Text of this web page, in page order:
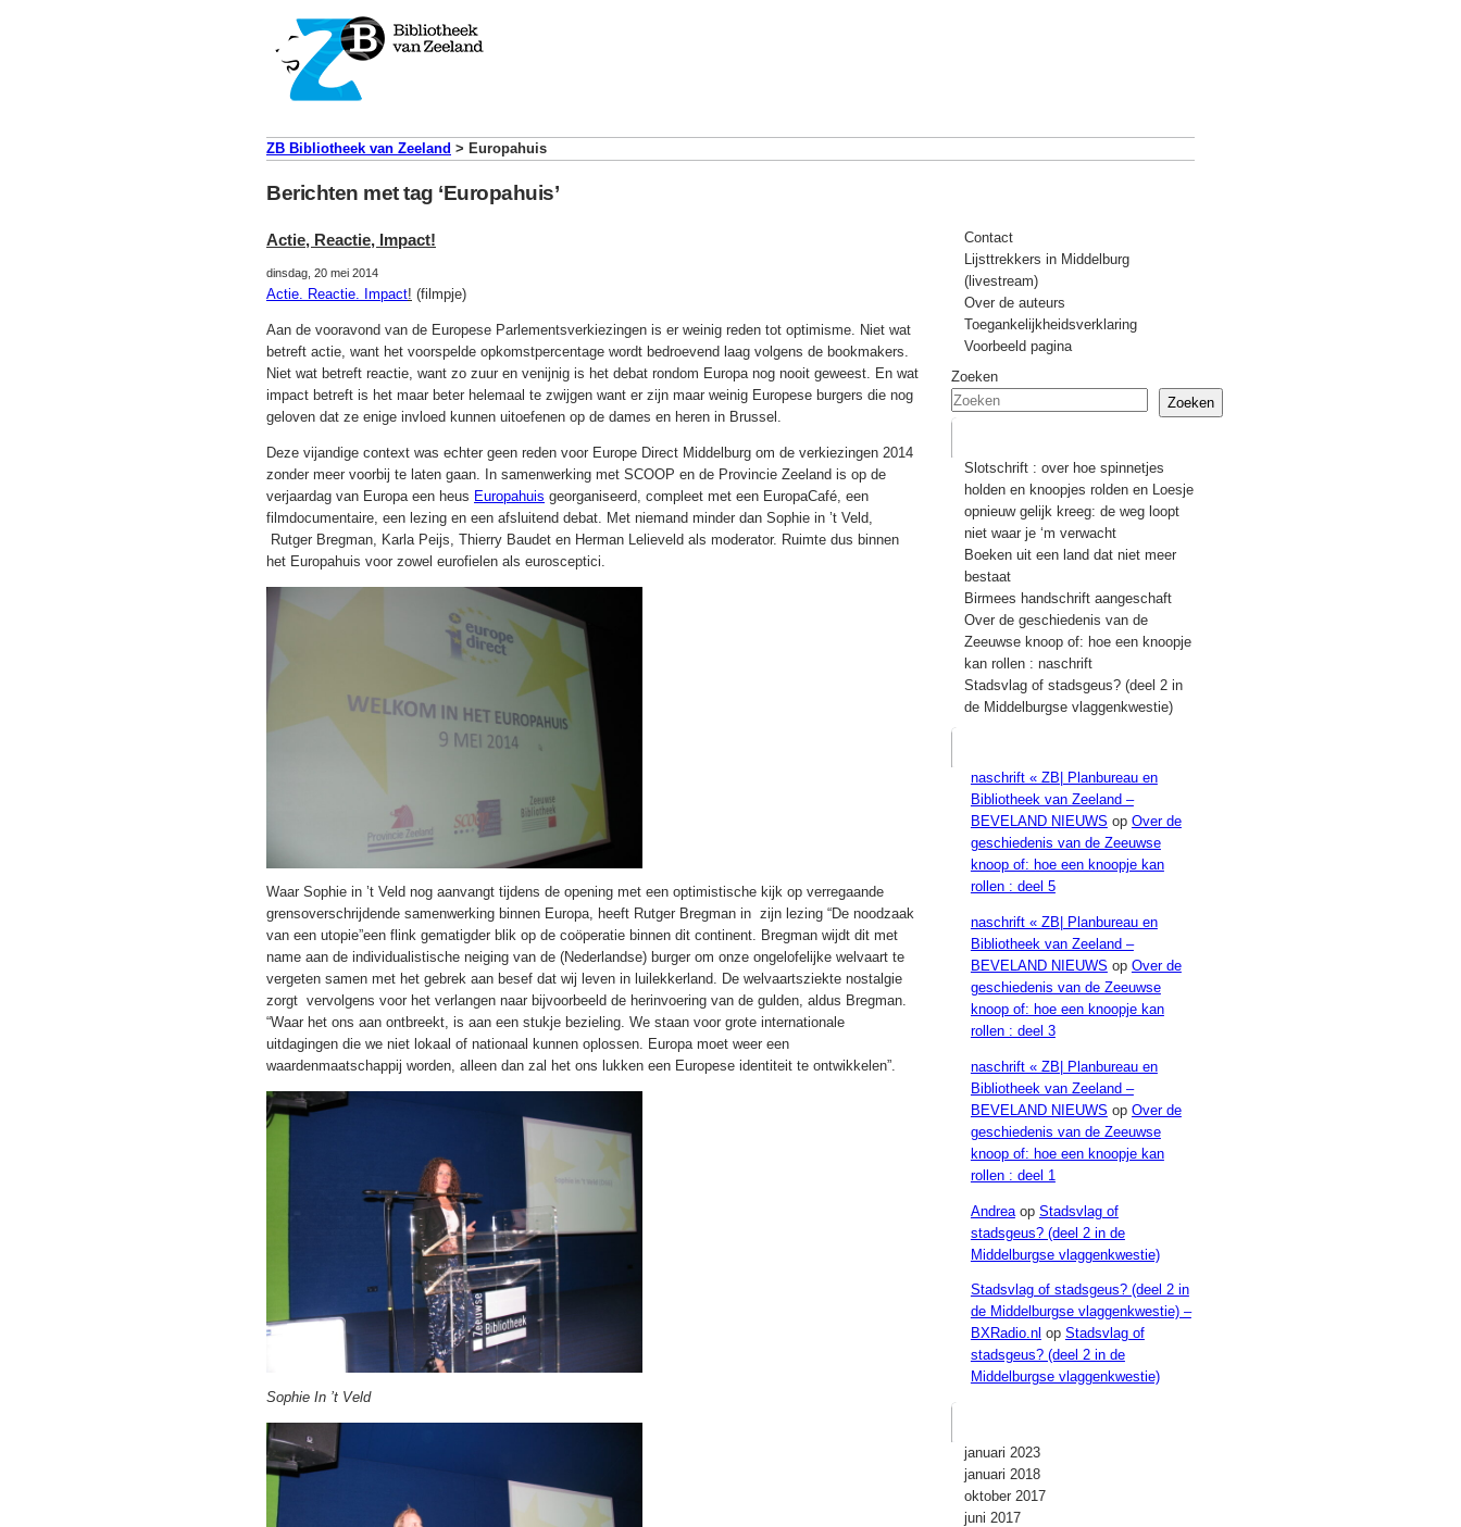
ZB Bibliotheek van Zeeland > Europahuis
Berichten met tag ‘Europahuis’
Actie, Reactie, Impact!
dinsdag, 20 mei 2014
Actie. Reactie. Impact! (filmpje)
Aan de vooravond van de Europese Parlementsverkiezingen is er weinig reden tot optimisme. Niet wat
betreft actie, want het voorspelde opkomstpercentage wordt bedroevend laag volgens de bookmakers.
Niet wat betreft reactie, want zo zuur en venijnig is het debat rondom Europa nog nooit geweest. En wat
impact betreft is het maar beter helemaal te zwijgen want er zijn maar weinig Europese burgers die nog
geloven dat ze enige invloed kunnen uitoefenen op de dames en heren in Brussel.
Deze vijandige context was echter geen reden voor Europe Direct Middelburg om de verkiezingen 2014
zonder meer voorbij te laten gaan. In samenwerking met SCOOP en de Provincie Zeeland is op de
verjaardag van Europa een heus Europahuis georganiseerd, compleet met een EuropaCafé, een
filmdocumentaire, een lezing en een afsluitend debat. Met niemand minder dan Sophie in ’t Veld,
Rutger Bregman, Karla Peijs, Thierry Baudet en Herman Lelieveld als moderator. Ruimte dus binnen
het Europahuis voor zowel eurofielen als eurosceptici.
Waar Sophie in ’t Veld nog aanvangt tijdens de opening met een optimistische kijk op verregaande
grensoverschrijdende samenwerking binnen Europa, heeft Rutger Bregman in zijn lezing “De noodzaak
van een utopie”een flink gematigder blik op de coöperatie binnen dit continent. Bregman wijdt dit met
name aan de individualistische neiging van de (Nederlandse) burger om onze ongelofelijke welvaart te
vergeten samen met het gebrek aan besef dat wij leven in luilekkerland. De welvaartsziekte nostalgie
zorgt vervolgens voor het verlangen naar bijvoorbeeld de herinvoering van de gulden, aldus Bregman.
“Waar het ons aan ontbreekt, is aan een stukje bezieling. We staan voor grote internationale
uitdagingen die we niet lokaal of nationaal kunnen oplossen. Europa moet weer een
waardenmaatschappij worden, alleen dan zal het ons lukken een Europese identiteit te ontwikkelen”.
Sophie In ’t Veld
Contact
Lijsttrekkers in Middelburg
(livestream)
Over de auteurs
Toegankelijkheidsverklaring
Voorbeeld pagina
Zoeken
Zoeken
Slotschrift : over hoe spinnetjes
holden en knoopjes rolden en Loesje
opnieuw gelijk kreeg: de weg loopt
niet waar je ‘m verwacht
Boeken uit een land dat niet meer
bestaat
Birmees handschrift aangeschaft
Over de geschiedenis van de
Zeeuwse knoop of: hoe een knoopje
kan rollen : naschrift
Stadsvlag of stadsgeus? (deel 2 in
de Middelburgse vlaggenkwestie)
naschrift « ZB| Planbureau en
Bibliotheek van Zeeland –
BEVELAND NIEUWS op Over de
geschiedenis van de Zeeuwse
knoop of: hoe een knoopje kan
rollen : deel 5
naschrift « ZB| Planbureau en
Bibliotheek van Zeeland –
BEVELAND NIEUWS op Over de
geschiedenis van de Zeeuwse
knoop of: hoe een knoopje kan
rollen : deel 3
naschrift « ZB| Planbureau en
Bibliotheek van Zeeland –
BEVELAND NIEUWS op Over de
geschiedenis van de Zeeuwse
knoop of: hoe een knoopje kan
rollen : deel 1
Andreaop Stadsvlag of
stadsgeus? (deel 2 in de
Middelburgse vlaggenkwestie)
Stadsvlag of stadsgeus? (deel 2 in
de Middelburgse vlaggenkwestie) –
BXRadio.nl op Stadsvlag of
stadsgeus? (deel 2 in de
Middelburgse vlaggenkwestie)
januari 2023
januari 2018
oktober 2017
juni 2017